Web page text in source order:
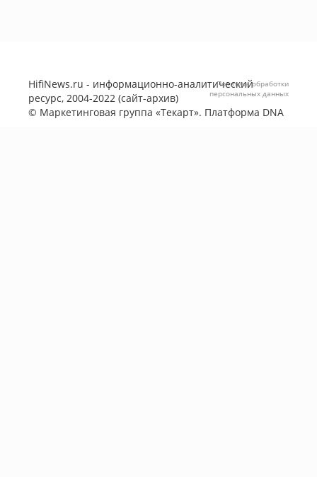
HifiNews.ru - информационно-аналитический
ресурс, 2004-2022 (сайт-архив)
© Маркетинговая группа «Текарт». Платформа DNA
Политика обработки
персональных данных